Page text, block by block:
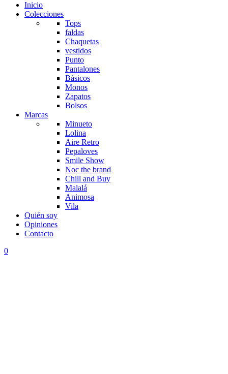
Inicio
Colecciones
Tops
faldas
Chaquetas
vestidos
Punto
Pantalones
Básicos
Monos
Zapatos
Bolsos
Marcas
Minueto
Lolina
Aire Retro
Pepaloves
Smile Show
Noc the brand
Chill and Buy
Malalá
Animosa
Vila
Quién soy
Opiniones
Contacto
0